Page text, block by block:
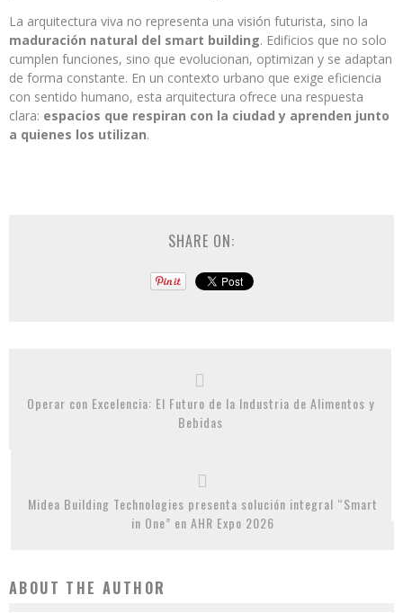
La arquitectura viva no representa una visión futurista, sino la
maduración natural del smart building. Edificios que no solo
cumplen funciones, sino que evolucionan, optimizan y se adaptan
de forma constante. En un contexto urbano que exige eficiencia
con sentido humano, esta arquitectura ofrece una respuesta
clara: espacios que respiran con la ciudad y aprenden junto
a quienes los utilizan.
SHARE ON:
Operar con Excelencia: El Futuro de la Industria de Alimentos y
Bebidas
Midea Building Technologies presenta solución integral “Smart
in One” en AHR Expo 2026
ABOUT THE AUTHOR